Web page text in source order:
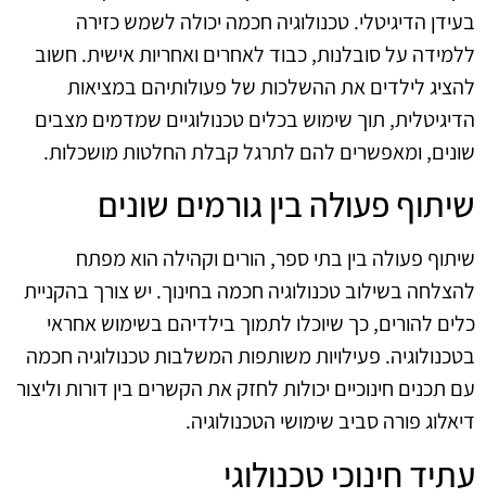
בעידן הדיגיטלי. טכנולוגיה חכמה יכולה לשמש כזירה
ללמידה על סובלנות, כבוד לאחרים ואחריות אישית. חשוב
להציג לילדים את ההשלכות של פעולותיהם במציאות
הדיגיטלית, תוך שימוש בכלים טכנולוגיים שמדמים מצבים
שונים, ומאפשרים להם לתרגל קבלת החלטות מושכלות.
שיתוף פעולה בין גורמים שונים
שיתוף פעולה בין בתי ספר, הורים וקהילה הוא מפתח
להצלחה בשילוב טכנולוגיה חכמה בחינוך. יש צורך בהקניית
כלים להורים, כך שיוכלו לתמוך בילדיהם בשימוש אחראי
בטכנולוגיה. פעילויות משותפות המשלבות טכנולוגיה חכמה
עם תכנים חינוכיים יכולות לחזק את הקשרים בין דורות וליצור
דיאלוג פורה סביב שימושי הטכנולוגיה.
עתיד חינוכי טכנולוגי